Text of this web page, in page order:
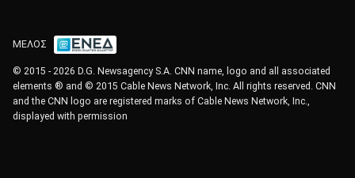
ΜΕΛΟΣ
© 2015 - 2026 D.G. Newsagency S.A. CNN name, logo and all associated
elements ® and © 2015 Cable News Network, Inc. All rights reserved. CNN
and the CNN logo are registered marks of Cable News Network, Inc.,
displayed with permission